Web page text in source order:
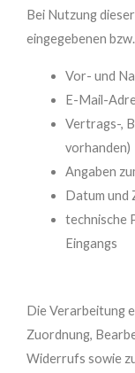
Bei Nutzung
eingegebenen
Vor- und
E-Mail-
Vertrags-,
vorhanden)
Angaben
Datum und
technische
Eingangs
Die Verarbeitung
Zuordnung,
Widerrufs sowie